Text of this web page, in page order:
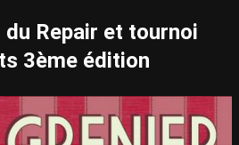
Repair et tournoi
3ème édition